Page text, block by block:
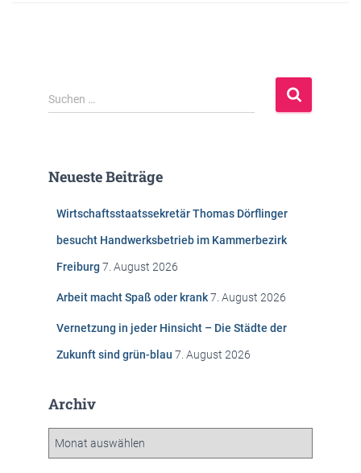
S
u
n
Suchen …
Neueste Beiträge
Wirtschaftsstaatssekretär Thomas Dörflinger
besucht Handwerksbetrieb im Kammerbezirk
Freiburg 7. August 2026
Arbeit macht Spaß oder krank7. August 2026
Vernetzung in jeder Hinsicht – Die Städte der
Zukunft sind grün-blau 7. August 2026
Archiv